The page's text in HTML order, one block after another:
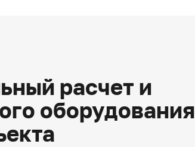
расчет и
оборудования